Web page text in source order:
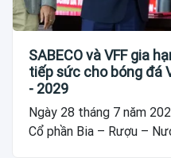
SABECO và VFF gia
tiếp sức cho bóng đá
- 2029
Ngày 28 tháng 7 năm
Cổ phần Bia – Rượu –